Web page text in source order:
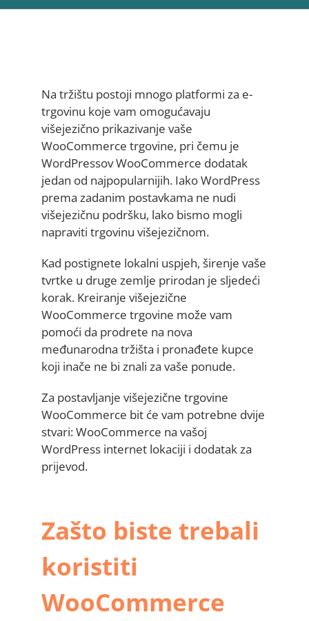
Na tržištu postoji mnogo platformi za e-
trgovinu koje vam omogućavaju
višejezično prikazivanje vaše
WooCommerce trgovine, pri čemu je
WordPressov WooCommerce dodatak
jedan od najpopularnijih. Iako WordPress
prema zadanim postavkama ne nudi
višejezičnu podršku, lako bismo mogli
napraviti trgovinu višejezičnom.
Kad postignete lokalni uspjeh, širenje vaše
tvrtke u druge zemlje prirodan je sljedeći
korak. Kreiranje višejezične
WooCommerce trgovine može vam
pomoći da prodrete na nova
međunarodna tržišta i pronađete kupce
koji inače ne bi znali za vaše ponude.
Za postavljanje višejezične trgovine
WooCommerce bit će vam potrebne dvije
stvari: WooCommerce na vašoj
WordPress internet lokaciji i dodatak za
prijevod.
Zašto biste trebali
koristiti
WooCommerce